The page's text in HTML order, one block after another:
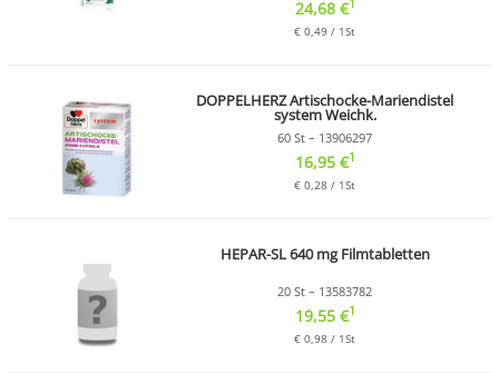
24,68 €1
€ 0,49 / 1St
DOPPELHERZ Artischocke-Mariendistel
system Weichk.
60 St – 13906297
16,95 €1
€ 0,28 / 1St
HEPAR-SL 640 mg Filmtabletten
20 St – 13583782
19,55 €1
€ 0,98 / 1St